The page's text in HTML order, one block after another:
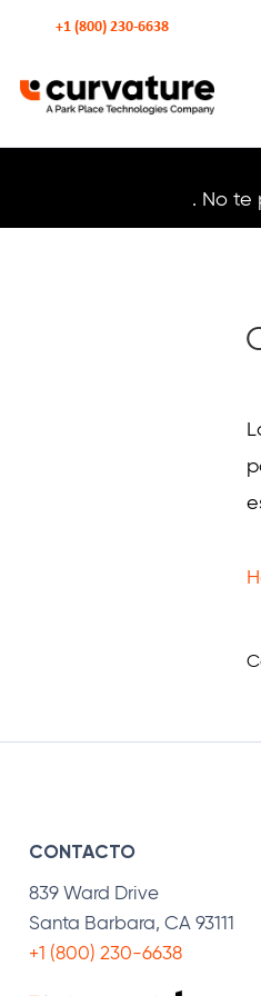
+1 (800) 230-6638
. No te
CONTACTO
839 Ward Drive
Santa Barbara, CA 93111
+1 (800) 230-6638